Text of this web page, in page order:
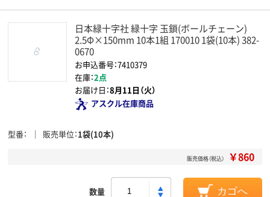
日本緑十字社 緑十字 玉鎖(ボールチェーン)
2.5Φ×150mm 10本1組 170010 1袋(10本) 382-
0670
お申込番号：7410379
在庫：2点
お届け日：8月11日（火）
アスクル在庫商品
型番 販売単位 1袋(10本)
販売価格（税込） ￥860
数量 カゴへ